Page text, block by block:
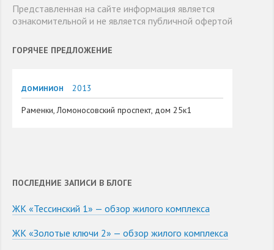
Представленная на сайте информация является
ознакомительной и не является публичной офертой
ГОРЯЧЕЕ ПРЕДЛОЖЕНИЕ
ДОМИНИОН
2013
Раменки, Ломоносовский проспект, дом 25к1
ПОСЛЕДНИЕ ЗАПИСИ В БЛОГЕ
ЖК «Тессинский 1» — обзор жилого комплекса
ЖК «Золотые ключи 2» — обзор жилого комплекса